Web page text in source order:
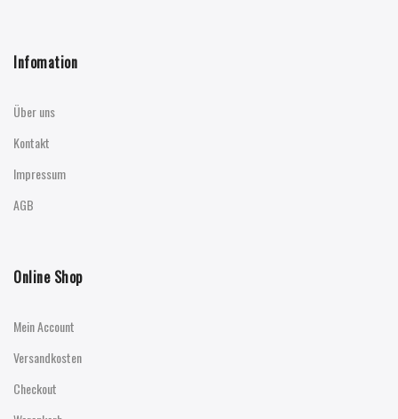
Infomation
Über uns
Kontakt
Impressum
AGB
Online Shop
Mein Account
Versandkosten
Checkout